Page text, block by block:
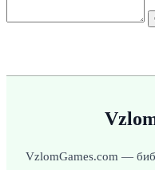
VzlomGames.com —